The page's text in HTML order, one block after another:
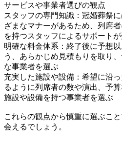
サービスや事業者選びの観点
スタッフの専門知識：冠婚葬祭
ざまなマナーがあるため、列席
を持つスタッフによるサポート
明確な料金体系：終了後に予想
う、あらかじめ見積もりを取り
な事業者を選ぶ
充実した施設や設備：希望に沿
るように列席者の数や演出、予
施設や設備を持つ事業者を選ぶ
これらの観点から慎重に選ぶこ
会えるでしょう。